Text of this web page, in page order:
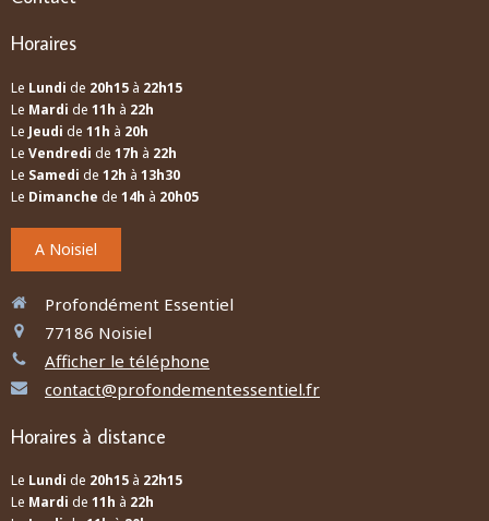
Horaires
Le Lundi de 20h15 à 22h15
Le Mardi de 11h à 22h
Le Jeudi de 11h à 20h
Le Vendredi de 17h à 22h
Le Samedi de 12h à 13h30
Le Dimanche de 14h à 20h05
A Noisiel
Profondément Essentiel
77186 Noisiel
Afficher le téléphone
contact@profondementessentiel.fr
Horaires à distance
Le Lundi de 20h15 à 22h15
Le Mardi de 11h à 22h